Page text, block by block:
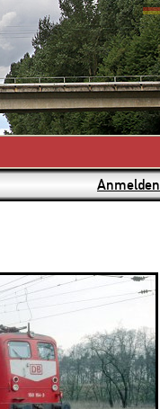
Anmelden